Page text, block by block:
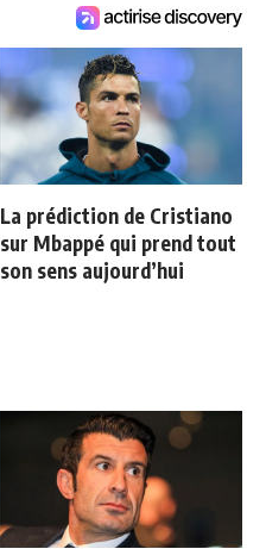
La prédiction de Cristiano
sur Mbappé qui prend tout
son sens aujourd’hui